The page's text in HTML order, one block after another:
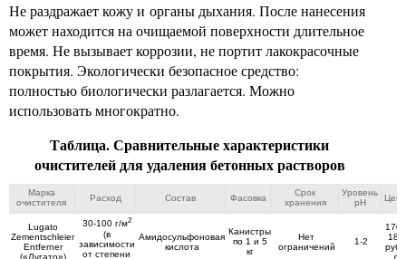
Не раздражает кожу и органы дыхания. После нанесения
может находится на очищаемой поверхности длительное
время. Не вызывает коррозии, не портит лакокрасочные
покрытия. Экологически безопасное средство:
полностью биологически разлагается. Можно
использовать многократно.
Таблица. Сравнительные характеристики
очистителей для удаления бетонных растворов
Марка
очистителя
Расход Состав Фасовка
Срок
хранения
Уровень
рН
Цена
Lugato
Zementschleier
Entferner
(«Лугато»)
30-100 г/м2
(в
зависимости
от степени
Амидосульфоновая
кислота
Канистры
по 1 и 5
кг
Нет
ограничений
1-2
170–
180
руб./
л